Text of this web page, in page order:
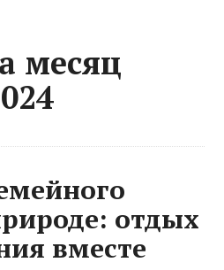
месяц
отдых
вместе